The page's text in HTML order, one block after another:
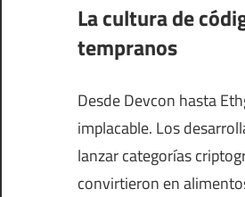
La cultura de
tempranos
Desde Devcon hasta
implacable. Los
lanzar categorías
convirtieron en